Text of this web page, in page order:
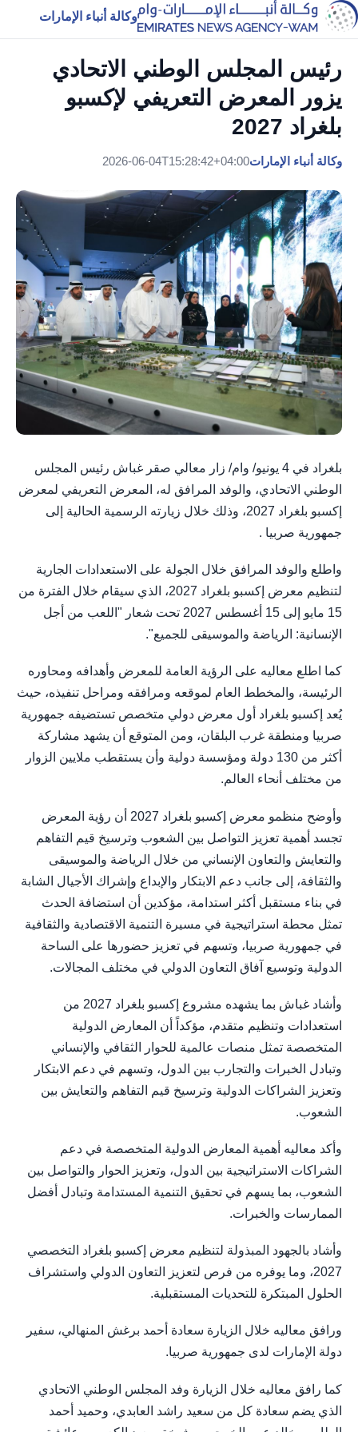
وكالة أنباء الإمارات
رئيس المجلس الوطني الاتحادي
يزور المعرض التعريفي لإكسبو
بلغراد 2027
وكالة أنباء الإمارات2026-06-04T15:28:42+04:00
بلغراد في 4 يونيو/ وام/ زار معالي صقر غباش رئيس المجلس
الوطني الاتحادي، والوفد المرافق له، المعرض التعريفي لمعرض
إكسبو بلغراد 2027، وذلك خلال زيارته الرسمية الحالية إلى
جمهورية صربيا .
واطلع والوفد المرافق خلال الجولة على الاستعدادات الجارية
لتنظيم معرض إكسبو بلغراد 2027، الذي سيقام خلال الفترة من
15 مايو إلى 15 أغسطس 2027 تحت شعار "اللعب من أجل
الإنسانية: الرياضة والموسيقى للجميع".
كما اطلع معاليه على الرؤية العامة للمعرض وأهدافه ومحاوره
الرئيسة، والمخطط العام لموقعه ومرافقه ومراحل تنفيذه، حيث
يُعد إكسبو بلغراد أول معرض دولي متخصص تستضيفه جمهورية
صربيا ومنطقة غرب البلقان، ومن المتوقع أن يشهد مشاركة
أكثر من 130 دولة ومؤسسة دولية وأن يستقطب ملايين الزوار
من مختلف أنحاء العالم.
وأوضح منظمو معرض إكسبو بلغراد 2027 أن رؤية المعرض
تجسد أهمية تعزيز التواصل بين الشعوب وترسيخ قيم التفاهم
والتعايش والتعاون الإنساني من خلال الرياضة والموسيقى
والثقافة، إلى جانب دعم الابتكار والإبداع وإشراك الأجيال الشابة
في بناء مستقبل أكثر استدامة، مؤكدين أن استضافة الحدث
تمثل محطة استراتيجية في مسيرة التنمية الاقتصادية والثقافية
في جمهورية صربيا، وتسهم في تعزيز حضورها على الساحة
الدولية وتوسيع آفاق التعاون الدولي في مختلف المجالات.
وأشاد غباش بما يشهده مشروع إكسبو بلغراد 2027 من
استعدادات وتنظيم متقدم، مؤكداً أن المعارض الدولية
المتخصصة تمثل منصات عالمية للحوار الثقافي والإنساني
وتبادل الخبرات والتجارب بين الدول، وتسهم في دعم الابتكار
وتعزيز الشراكات الدولية وترسيخ قيم التفاهم والتعايش بين
الشعوب.
وأكد معاليه أهمية المعارض الدولية المتخصصة في دعم
الشراكات الاستراتيجية بين الدول، وتعزيز الحوار والتواصل بين
الشعوب، بما يسهم في تحقيق التنمية المستدامة وتبادل أفضل
الممارسات والخبرات.
وأشاد بالجهود المبذولة لتنظيم معرض إكسبو بلغراد التخصصي
2027، وما يوفره من فرص لتعزيز التعاون الدولي واستشراف
الحلول المبتكرة للتحديات المستقبلية.
ورافق معاليه خلال الزيارة سعادة أحمد برغش المنهالي، سفير
دولة الإمارات لدى جمهورية صربيا.
كما رافق معاليه خلال الزيارة وفد المجلس الوطني الاتحادي
الذي يضم سعادة كل من سعيد راشد العابدي، وحميد أحمد